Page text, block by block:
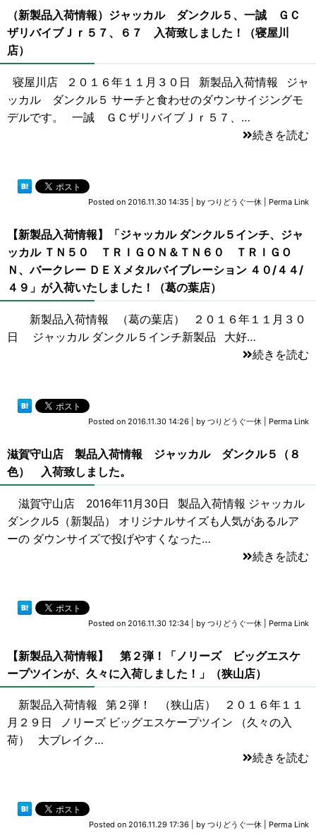
（新製品入荷情報）ジャッカル ダンクル５、一誠 ＧＣ
ザリバイブＪｒ５７、６７ 入荷致しました！（寝屋川
店）
寝屋川店 ２０１６年１１月３０日 新製品入荷情報 ジャ
ッカル ダンクル５ サーチと食わせのダウンサイジングモ
デルです。 一誠 ＧＣザリバイブＪｒ５７、…
続きを読む
Posted on 2016.11.30 14:35 by つりどうぐ一休 Perma Link
【新製品入荷情報】「ジャッカル ダンクル５インチ、ジャ
ッカル ＴＮ５０ ＴＲＩＧＯＮ＆ＴＮ６０ ＴＲＩＧＯ
Ｎ、バークレー ＤＥＸメタルバイブレーション ４０/４４/
４９」が入荷いたしました！（葛の葉店）
新製品入荷情報 （葛の葉店） ２０１６年１１月３０
日 ジャッカル ダンクル５インチ新製品 大好…
続きを読む
Posted on 2016.11.30 14:26 by つりどうぐ一休 Perma Link
滋賀守山店 製品入荷情報 ジャッカル ダンクル５（８
色） 入荷致しました。
滋賀守山店 2016年11月30日 製品入荷情報 ジャッカル
ダンクル5（新製品） オリジナルサイズも人気があるルア
ーの ダウンサイズで投げやすくなった…
続きを読む
Posted on 2016.11.30 12:34 by つりどうぐ一休 Perma Link
【新製品入荷情報】 第２弾！「ノリーズ ビッグエスケ
ープツインが、久々に入荷しました！」（狭山店）
新製品入荷情報 第２弾！ （狭山店） ２０１６年１１
月２９日 ノリーズ ビッグエスケープツイン （久々の入
荷） 大ブレイク…
続きを読む
Posted on 2016.11.29 17:36 by つりどうぐ一休 Perma Link